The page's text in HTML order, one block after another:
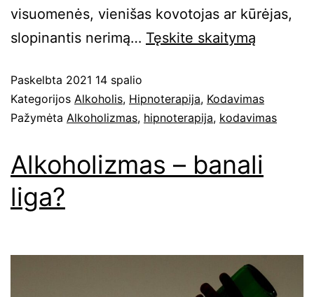
visuomenės, vienišas kovotojas ar kūrėjas,
slopinantis nerimą… Tęskite skaitymą
Paskelbta 2021 14 spalio
Kategorijos Alkoholis, Hipnoterapija, Kodavimas
Pažymėta Alkoholizmas, hipnoterapija, kodavimas
Alkoholizmas – banali
liga?